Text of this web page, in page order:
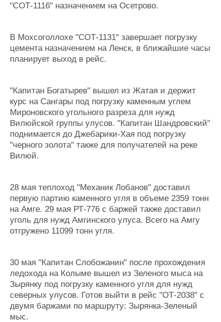
"СОТ-1116" назначением на Осетрово.
В Мохсоголлохе "СОТ-1131" завершает погрузку
цемента назначением на Ленск, в ближайшие часы
планирует выход в рейс.
"Капитан Богатырев" вышел из Жатая и держит
курс на Сангары под погрузку каменным углем
Мироновского угольного разреза для нужд
Вилюйской группы улусов. "Капитан Шандровский"
поднимается до Джебарики-Хая под погрузку
"черного золота" также для получателей на реке
Вилюй.
28 мая теплоход "Механик Лобанов" доставил
первую партию каменного угля в объеме 2359 тонн
на Амге. 29 мая РТ-776 с баржей также доставил
уголь для нужд Амгинского улуса. Всего на Амгу
отгружено 11099 тонн угля.
30 мая "Капитан Слобожанин" после прохождения
ледохода на Колыме вышел из Зеленого мыса на
Зырянку под погрузку каменного угля для нужд
северных улусов. Готов выйти в рейс "ОТ-2038" с
двумя баржами по маршруту: Зырянка-Зеленый
мыс.